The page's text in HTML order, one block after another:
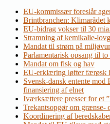
EU-kommissær foreslår
Brintbranchen: Klimarådet
EU-bidrag vokser til 30
Stramning af kemikalie-
Mandat til strøm på
Parlamentarisk opsang til
Mandat om fisk og hav
EU-erklæring løfter færøsk
Svensk-dansk entente
finansiering af elnet
Iværksættere presser for et
Trekantsopgør om grænse-
Koordinering af